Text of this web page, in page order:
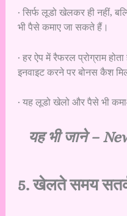
· सिर्फ लूडो खेलकर ही नहीं,
भी पैसे कमाए जा सकते हैं।
· हर ऐप में रैफरल प्रोग्राम
इनवाइट करने पर बोनस कैश
· यह लूडो खेलो और पैसे भी
यह भी जाने –
5. खेलते समय